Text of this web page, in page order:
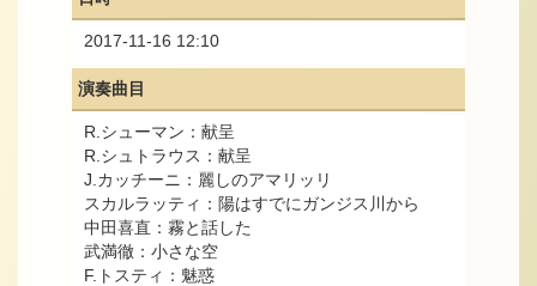
2017-11-16 12:10
演奏曲目
R.シューマン：献呈
R.シュトラウス：献呈
J.カッチーニ：麗しのアマリッリ
スカルラッティ：陽はすでにガンジス川から
中田喜直：霧と話した
武満徹：小さな空
F.トスティ：魅惑